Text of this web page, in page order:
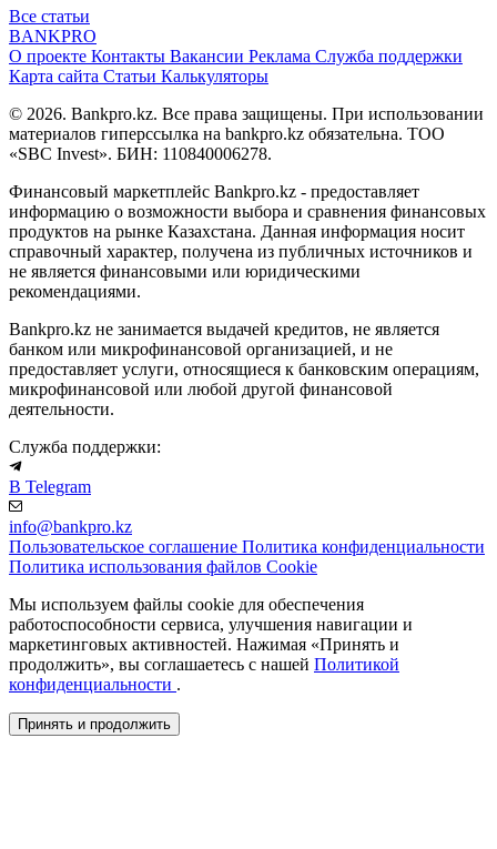
Все статьи
BANKPRO
О проекте Контакты Вакансии Реклама Служба поддержки
Карта сайта Статьи Калькуляторы
© 2026. Bankpro.kz. Все права защищены. При использовании
материалов гиперссылка на bankpro.kz обязательна. ТОО
«SBC Invest». БИН: 110840006278.
Финансовый маркетплейс Bankpro.kz - предоставляет
информацию о возможности выбора и сравнения финансовых
продуктов на рынке Казахстана. Данная информация носит
справочный характер, получена из публичных источников и
не является финансовыми или юридическими
рекомендациями.
Bankpro.kz не занимается выдачей кредитов, не является
банком или микрофинансовой организацией, и не
предоставляет услуги, относящиеся к банковским операциям,
микрофинансовой или любой другой финансовой
деятельности.
Служба поддержки:
В Telegram
info@bankpro.kz
Пользовательское соглашение Политика конфиденциальности
Политика использования файлов Cookie
Мы используем файлы cookie для обеспечения
работоспособности сервиса, улучшения навигации и
маркетинговых активностей. Нажимая «Принять и
продолжить», вы соглашаетесь с нашей Политикой
конфиденциальности .
Принять и продолжить